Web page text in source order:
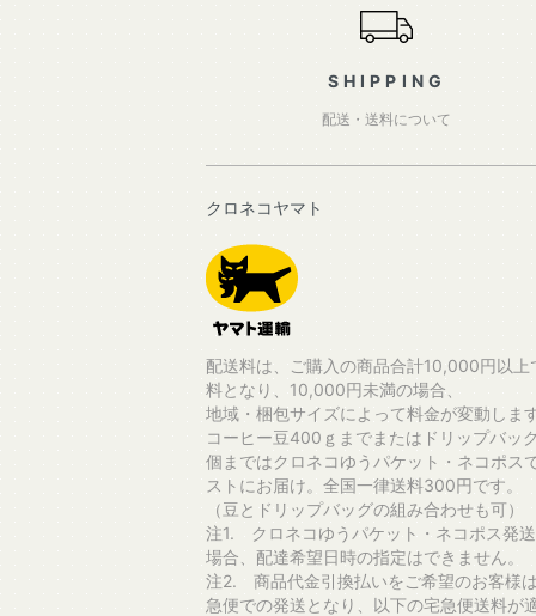
SHIPPING
配送・送料について
クロネコヤマト
配送料は、ご購入の商品合計10,000円以上
料となり、10,000円未満の場合、
地域・梱包サイズによって料金が変動します
コーヒー豆400ｇまでまたはドリップバッ
個まではクロネコゆうパケット・ネコポス
ストにお届け。全国一律送料300円です。
（豆とドリップバッグの組み合わせも可）
注1. クロネコゆうパケット・ネコポス発
場合、配達希望日時の指定はできません。
注2. 商品代金引換払いをご希望のお客様
急便での発送となり、以下の宅急便送料が